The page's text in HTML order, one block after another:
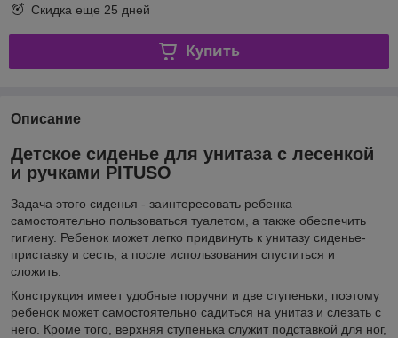
Скидка еще 25 дней
Купить
Описание
Детское сиденье для унитаза с лесенкой
и ручками PITUSO
Задача этого сиденья - заинтересовать ребенка
самостоятельно пользоваться туалетом, а также обеспечить
гигиену. Ребенок может легко придвинуть к унитазу сиденье-
приставку и сесть, а после использования спуститься и
сложить.
Конструкция имеет удобные поручни и две ступеньки, поэтому
ребенок может самостоятельно садиться на унитаз и слезать с
него. Кроме того, верхняя ступенька служит подставкой для ног,